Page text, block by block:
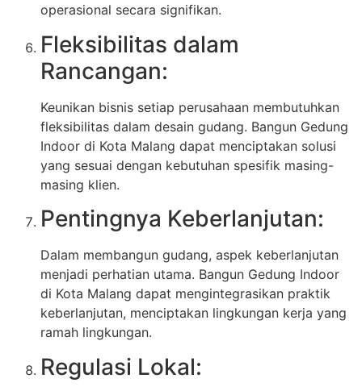
operasional secara signifikan.
Fleksibilitas dalam
Rancangan:
Keunikan bisnis setiap perusahaan membutuhkan
fleksibilitas dalam desain gudang. Bangun Gedung
Indoor di Kota Malang dapat menciptakan solusi
yang sesuai dengan kebutuhan spesifik masing-
masing klien.
Pentingnya Keberlanjutan:
Dalam membangun gudang, aspek keberlanjutan
menjadi perhatian utama. Bangun Gedung Indoor
di Kota Malang dapat mengintegrasikan praktik
keberlanjutan, menciptakan lingkungan kerja yang
ramah lingkungan.
Regulasi Lokal: